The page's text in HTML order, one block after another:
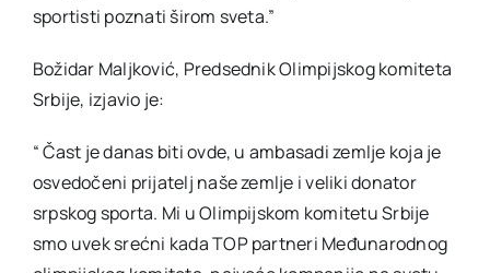
sportisti poznati širom sveta.”
Božidar Maljković, Predsednik Olimpijskog komiteta
Srbije, izjavio je:
“ Čast je danas biti ovde, u ambasadi zemlje koja je
osvedočeni prijatelj naše zemlje i veliki donator
srpskog sporta. Mi u Olimpijskom komitetu Srbije
smo uvek srećni kada TOP partneri Međunarodnog